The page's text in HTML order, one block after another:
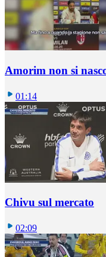
Amorim non si
01:14
Chivu sul mercato
02:09